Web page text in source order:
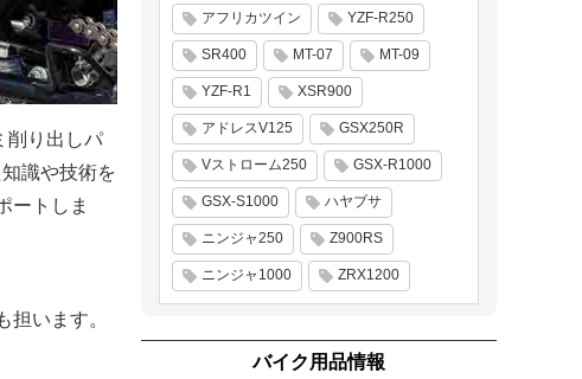
削り出しパ
識や技術を
ートしま
います。
アフリカツイン YZF-R250
SR400 MT-07 MT-09
YZF-R1 XSR900
アドレスV125 GSX250R
Vストローム250 GSX-R1000
GSX-S1000 ハヤブサ
ニンジャ250 Z900RS
ニンジャ1000 ZRX1200
バイク用品情報